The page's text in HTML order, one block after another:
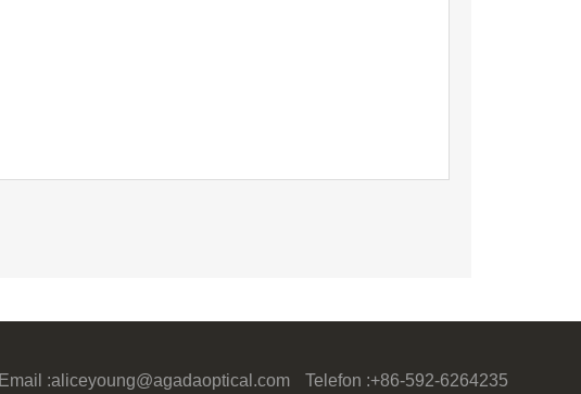
Email :aliceyoung@agadaoptical.com Telefon :+86-592-6264235